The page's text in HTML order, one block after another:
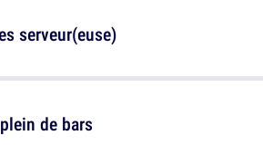
de bars
serveur(euse)